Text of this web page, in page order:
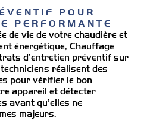
POUR
PERFORMANTE
de vie de votre chaudière et
énergétique, Chauffage
d’entretien préventif sur
réalisent des
pour vérifier le bon
appareil et détecter
avant qu’elles ne
majeurs.